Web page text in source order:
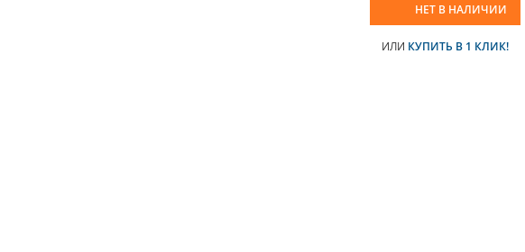
НЕТ В НАЛИЧИИ
ИЛИ КУПИТЬ В 1 КЛИК!